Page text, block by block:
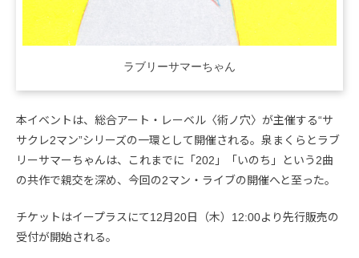
ラブリーサマーちゃん
本イベントは、総合アート・レーベル〈術ノ穴〉が主催する“サ
サクレ2マン”シリーズの一環として開催される。泉まくらとラブ
リーサマーちゃんは、これまでに「202」「いのち」という2曲
の共作で親交を深め、今回の2マン・ライブの開催へと至った。
チケットはイープラスにて12月20日（木）12:00より先行販売の
受付が開始される。